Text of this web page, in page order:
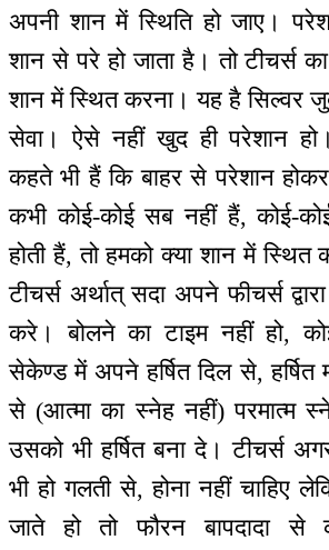
अपनी शान में स्थिति हो जाए।
शान से परे हो जाता है। तो टीचर्स
शान में स्थित करना। यह है सिल्वर
सेवा। ऐसे नहीं खुद ही परेशान
कहते भी हैं कि बाहर से परेशान
कभी कोई-कोई सब नहीं हैं, कोई-
होती हैं, तो हमको क्या शान में स्थित
टीचर्स अर्थात् सदा अपने फीचर्स
करे। बोलने का टाइम नहीं हो,
सेकेण्ड में अपने हर्षित दिल से, हर्षित
से (आत्मा का स्नेह नहीं) परमात्म स्नेह
उसको भी हर्षित बना दे। टीचर्स
भी हो गलती से, होना नहीं चाहिए
जाते हो तो फौरन बापदादा से